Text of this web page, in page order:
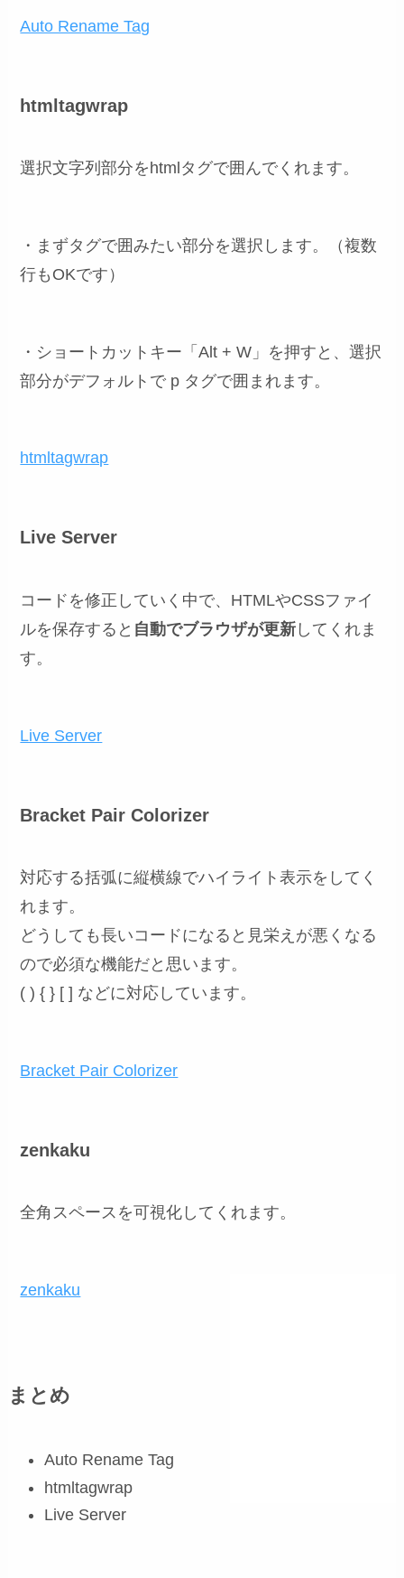
Auto Rename Tag
htmltagwrap
選択文字列部分をhtmlタグで囲んでくれます。
・まずタグで囲みたい部分を選択します。（複数
行もOKです）
・ショートカットキー「Alt + W」を押すと、選択
部分がデフォルトで p タグで囲まれます。
htmltagwrap
Live Server
コードを修正していく中で、HTMLやCSSファイ
ルを保存すると 自動でブラウザが更新 してくれま
す。
Live Server
Bracket Pair Colorizer
対応する括弧に縦横線でハイライト表示をしてく
れます。
どうしても長いコードになると見栄えが悪くなる
ので必須な機能だと思います。
( ) { } [ ] などに対応しています。
Bracket Pair Colorizer
zenkaku
全角スペースを可視化してくれます。
zenkaku
まとめ
Auto Rename Tag
htmltagwrap
Live Server